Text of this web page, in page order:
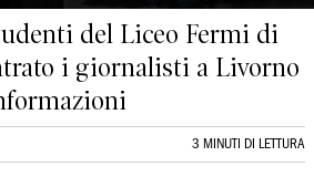
del Liceo Fermi di
i giornalisti a Livorno
3 MINUTI DI LETTURA